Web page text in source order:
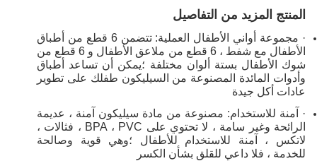
المنتج المزيد من التفاصيل
· مجموعة أواني الأطفال العملية: تتضمن 6 قطع من أطباق
الأطفال مع شفط ، 6 قطع من ملاعق الأطفال و 6 قطع من
شوك الأطفال بستة ألوان مختلفة ؛يمكن أن تساعد أطباق
وأدوات المائدة المصنوعة من السيليكون طفلك على تطوير
عادات أكل جيدة
· آمنة للاستخدام: مصنوعة من مادة سيليكون آمنة ، عديمة
الرائحة وغير سامة ، لا تحتوي على BPA ، PVC ، فثالات ،
لاتكس ، آمنة للاستخدام للأطفال ؛وهي قوية وصالحة
للخدمة ، فلا داعي للقلق بشأن الكسر